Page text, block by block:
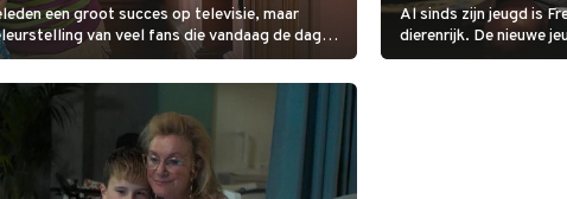
een groot succes op televisie, maar
van veel fans die vandaag de dag
Al sinds zijn jeugd is
dierenrijk. De nieuwe
de jonge jaren van de